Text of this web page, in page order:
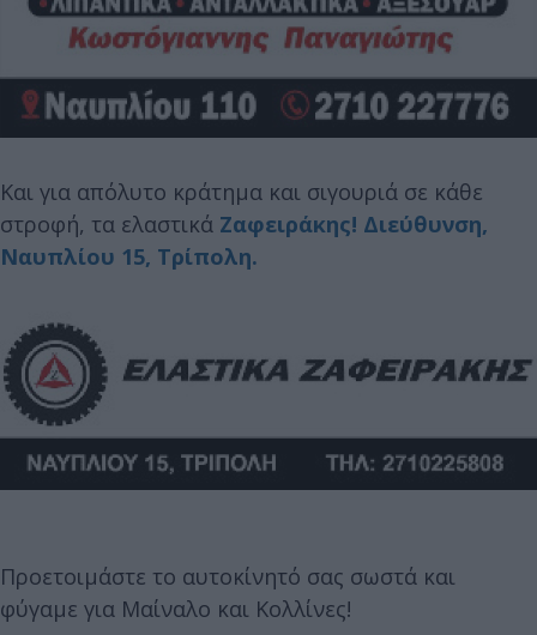
Και για απόλυτο κράτημα και σιγουριά σε κάθε
στροφή, τα ελαστικά Ζαφειράκης! Διεύθυνση,
Ναυπλίου 15, Τρίπολη.
Προετοιμάστε το αυτοκίνητό σας σωστά και
φύγαμε για Μαίναλο και Κολλίνες!